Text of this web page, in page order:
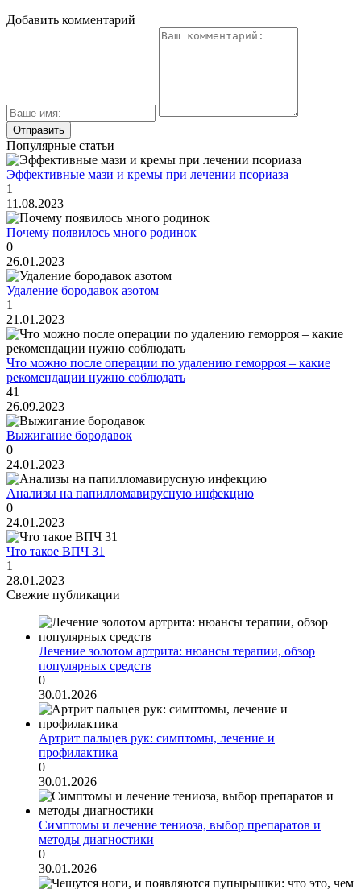
Добавить комментарий
Популярные статьи
Эффективные мази и кремы при лечении псориаза
1
11.08.2023
Почему появилось много родинок
0
26.01.2023
Удаление бородавок азотом
1
21.01.2023
Что можно после операции по удалению геморроя – какие
рекомендации нужно соблюдать
41
26.09.2023
Выжигание бородавок
0
24.01.2023
Анализы на папилломавирусную инфекцию
0
24.01.2023
Что такое ВПЧ 31
1
28.01.2023
Свежие публикации
Лечение золотом артрита: нюансы терапии, обзор
популярных средств
0
30.01.2026
Артрит пальцев рук: симптомы, лечение и
профилактика
0
30.01.2026
Симптомы и лечение тениоза, выбор препаратов и
методы диагностики
0
30.01.2026